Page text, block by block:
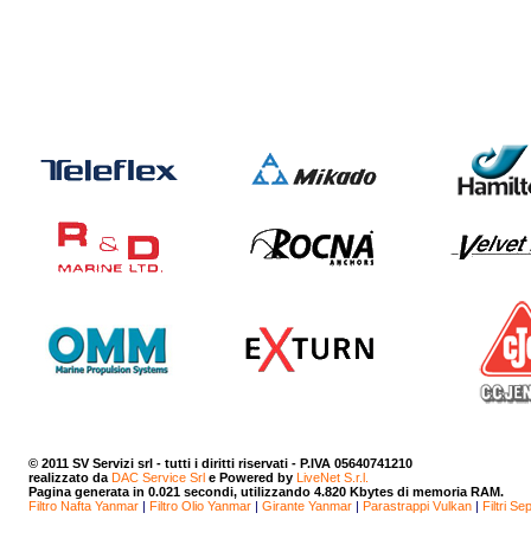
© 2011 SV Servizi srl - tutti i diritti riservati - P.IVA 05640741210
realizzato da DAC Service Srl e Powered by LiveNet S.r.l.
Pagina generata in 0.021 secondi, utilizzando 4.820 Kbytes di memoria RAM.
Filtro Nafta Yanmar | Filtro Olio Yanmar | Girante Yanmar | Parastrappi Vulkan | Filtri